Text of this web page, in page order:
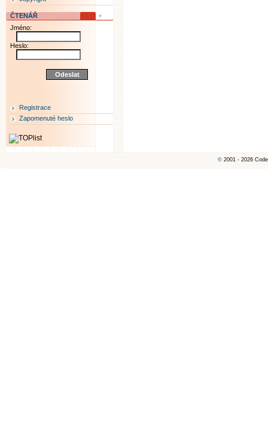
ČTENÁŘ
Jméno:
Heslo:
Registrace
Zapomenuté heslo
© 2001 - 2026